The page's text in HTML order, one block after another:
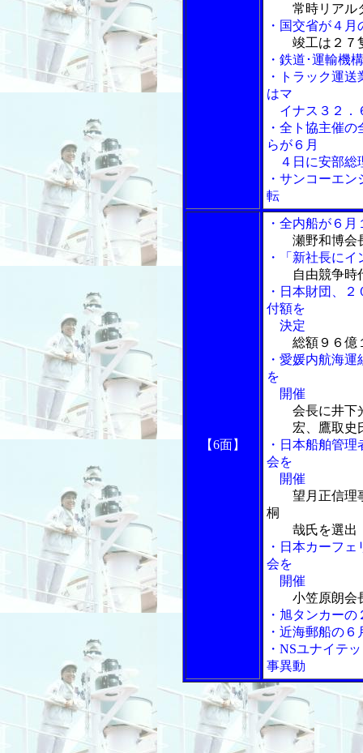
常時リアル
・国交省が４
竣工は２７
・鉄道･運輸機
・トラック運
はマ
イナス３２．
・全ト協主催
らが６月
４日に安部総
・サンコーエ
転
【6面】
・全内船が６
瀬野和博会
・「新社長に
自由競争時
・日本財団、
付額を
決定
総額９６億
・愛媛内航海
を
開催
会長に井下
宏、鷹取史
・日本船舶管
会を
開催
望月正信理
桐
哉氏を選出
・日本カーフ
会を
開催
小笠原朗会
・旭タンカー
・近海郵船の
・NSユナイテ
事異動